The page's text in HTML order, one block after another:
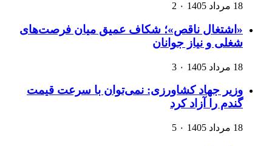
18 مرداد 1405 ۰ 2
«اشتغال ناقص»؛ شکاف عمیق میان فرصت‌های
شغلی و نیاز جوانان
18 مرداد 1405 ۰ 3
وزیر جهاد کشاورزی: نمی‌توان با سرعت قیمت
گندم را آزاد کرد
18 مرداد 1405 ۰ 5